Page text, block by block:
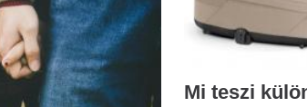
A sportfogadás világa izgalmakkal és
kihívásokkal teli. Sokan csupán
szerencsejátékként gondolnak rá, ahol
mindig a fogadóirodáknak áll a zászló. De
vajon tényleg így van, vagy a sportfogadás
sokkal összetettebb ennél? Gondoltál már
mélyére ásva milyen stratégiák és